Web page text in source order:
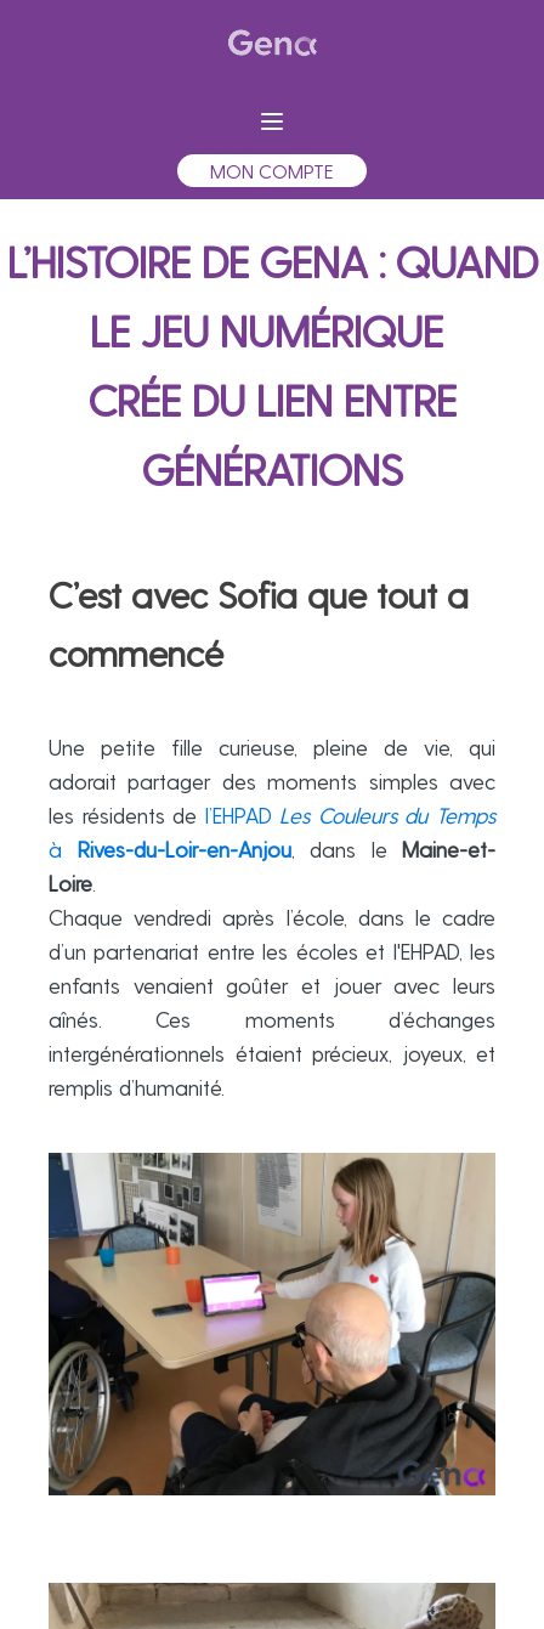
MON COMPTE
L’HISTOIRE DE GENA : QUAND
LE JEU NUMÉRIQUE
CRÉE DU LIEN ENTRE
GÉNÉRATIONS
C’est avec Sofia que tout a
commencé
Une petite fille curieuse, pleine de vie, qui
adorait partager des moments simples avec
les résidents de l’EHPAD Les Couleurs du Temps
à Rives-du-Loir-en-Anjou, dans le Maine-et-
Loire
Chaque vendredi après l’école, dans le cadre
d’un partenariat entre les écoles et l'EHPAD, les
enfants venaient goûter et jouer avec leurs
aînés. Ces moments d’échanges
intergénérationnels étaient précieux, joyeux, et
remplis d’humanité.